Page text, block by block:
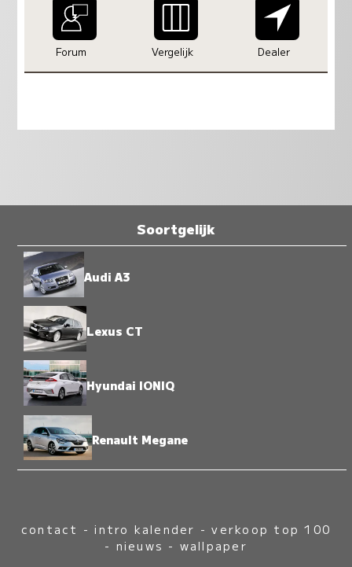
Forum Vergelijk Dealer
Soortgelijk
Audi A3
Lexus CT
Hyundai IONIQ
Renault Megane
contact -intro kalender -verkoop top 100
- nieuws - wallpaper